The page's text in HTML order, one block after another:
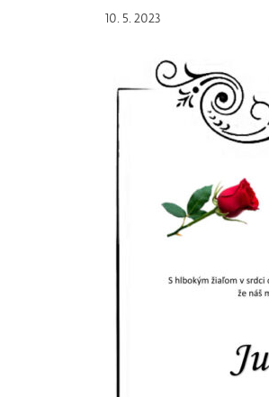
10. 5. 2023